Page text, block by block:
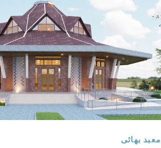
معبد بهائی